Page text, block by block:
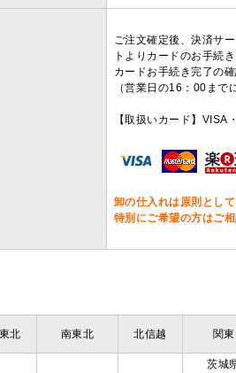
ご注文確定後、決済サ
トよりカードのお手続
カードお手続き完了の
（営業日の16：00ま
【取扱いカード】
卸の仕入れは原則とし
特別にご希望の方はご
料
北 南東北 北信越 関東
茨城